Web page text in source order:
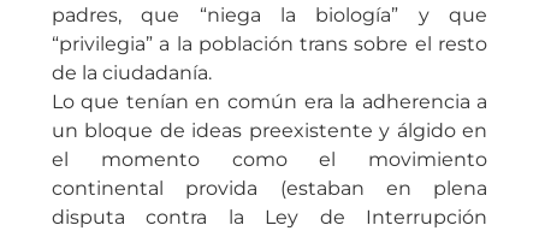
padres, que “niega la biología” y que
“privilegia” a la población trans sobre el resto
de la ciudadanía.
Lo que tenían en común era la adherencia a
un bloque de ideas preexistente y álgido en
el momento como el movimiento
continental provida (estaban en plena
disputa contra la Ley de Interrupción